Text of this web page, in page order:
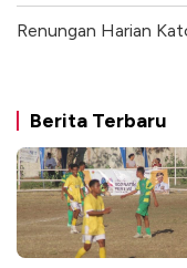
Renungan Harian
Berita Terbaru